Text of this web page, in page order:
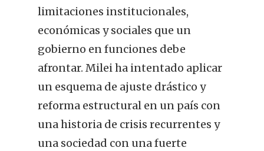
limitaciones institucionales,
económicas y sociales que un
gobierno en funciones debe
afrontar. Milei ha intentado aplicar
un esquema de ajuste drástico y
reforma estructural en un país con
una historia de crisis recurrentes y
una sociedad con una fuerte